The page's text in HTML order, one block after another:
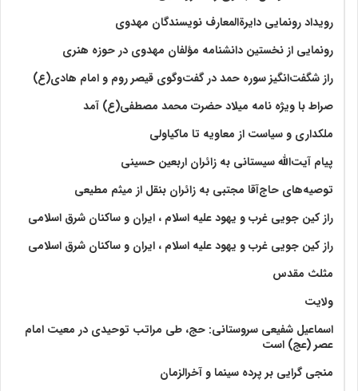
رویداد رونمایی دایرةالمعارف نویسندگان مهدوی
رونمایی از نخستین دانشنامه مؤلفان مهدوی در حوزه هنری
راز شگفت‌انگیز سوره حمد در گفت‌وگوی قیصر روم و امام هادی(ع)
صراط با ویژه نامه میلاد حضرت محمد مصطفی(ع) آمد
ملکداری و سیاست از معاویه تا ماکیاولی
پیام آیت‌الله سیستانی به زائران اربعین حسینی
توصیه‌های حاج‌آقا مجتبی به زائران بنقل از میثم مطیعی
راز کین جویی غرب و یهود علیه اسلام ، ایران و ساکنان شرق اسلامی
راز کین جویی غرب و یهود علیه اسلام ، ایران و ساکنان شرق اسلامی
مثلث مقدس
ولايت‏
اسماعیل شفیعی سروستانی: حج، طی مراتب توحیدی در معیت امام
عصر (عج) است
منجی گرایی بر پرده سینما و آخرالزمان